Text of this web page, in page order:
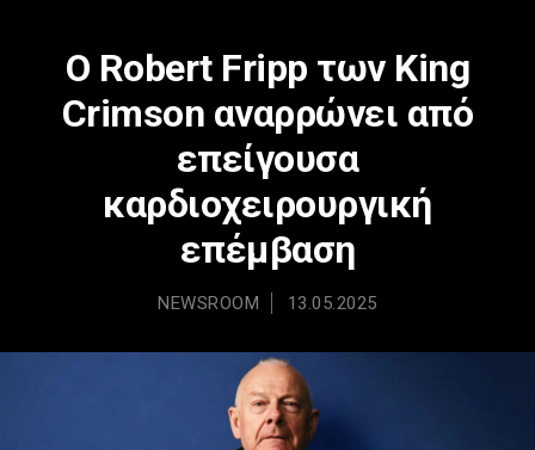
Ο Robert Fripp των King
Crimson αναρρώνει από
επείγουσα
καρδιοχειρουργική
επέμβαση
NEWSROOM 13.05.2025